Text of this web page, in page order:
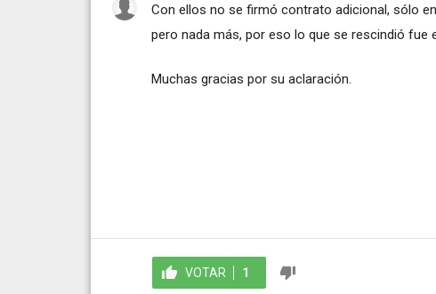
Con ellos no se firmó contrato adicional, sólo
pero nada más, por eso lo que se rescindió fue
Muchas gracias por su aclaración.
VOTAR 1